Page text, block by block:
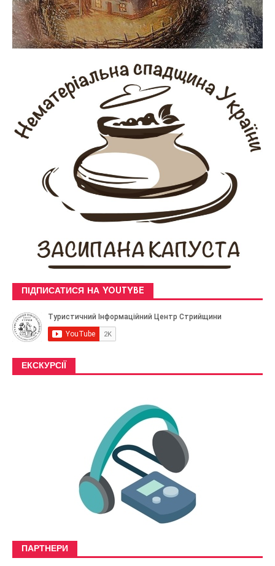
ПІДПИСАТИСЯ НА YOUTYBE
ЕКСКУРСІЇ
ПАРТНЕРИ